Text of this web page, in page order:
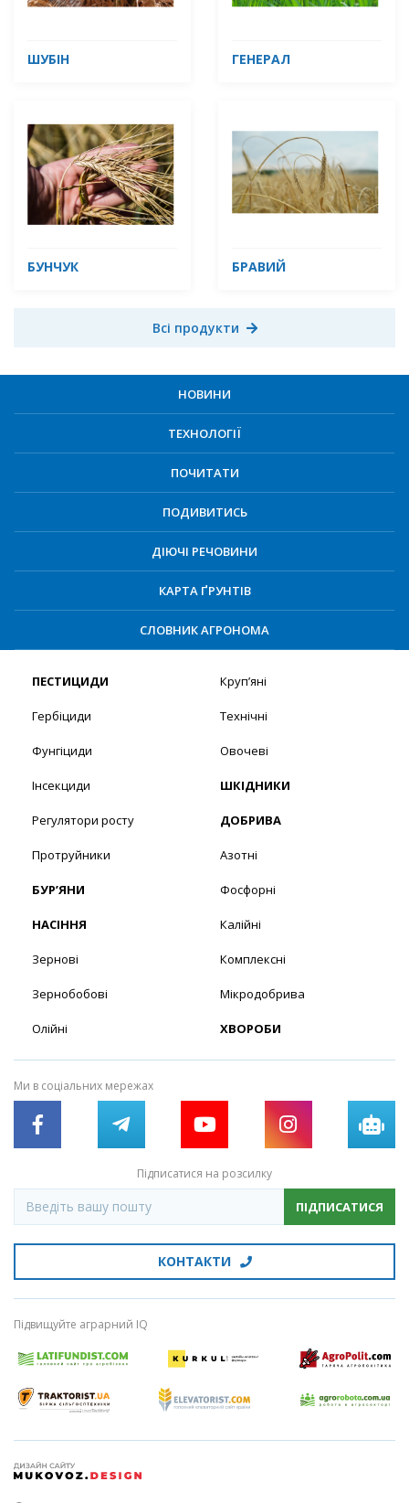
ШУБІН ГЕНЕРАЛ
БУНЧУК БРАВИЙ
Всі продукти
НОВИНИ
ТЕХНОЛОГІЇ
ПОЧИТАТИ
ПОДИВИТИСЬ
ДІЮЧІ РЕЧОВИНИ
КАРТА ҐРУНТІВ
СЛОВНИК АГРОНОМА
ПЕСТИЦИДИ
Гербіциди
Фунгіциди
Інсекциди
Регулятори росту
Протруйники
БУР’ЯНИ
НАСІННЯ
Зернові
Зернобобові
Олійні
Круп’яні
Технічні
Овочеві
ШКІДНИКИ
ДОБРИВА
Азотні
Фосфорні
Калійні
Комплексні
Мікродобрива
ХВОРОБИ
Ми в соціальних мережах
Підписатися на розсилку
ПІДПИСАТИСЯ
КОНТАКТИ
Підвищуйте аграрний IQ